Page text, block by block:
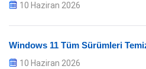
10 Haziran 2026
Windows 11 Tüm Sürümleri
10 Haziran 2026